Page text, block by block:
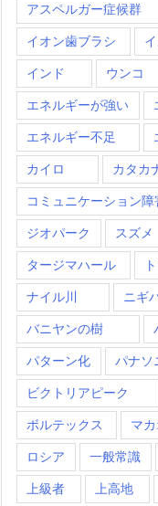
アスペルガー症候群
イオン歯ブラシ
インド ウンコ
エネルギーが強い
エネルギー不足
カイロ カタカ
コミュニケーション障
ジオパーク スズメ
タージマハール
ナイル川 ニギ
バニヤンの樹
パターン化 パナソ
ビクトリアピーク
ボルテックス マ
ロシア 一般常識
上級者 上高地